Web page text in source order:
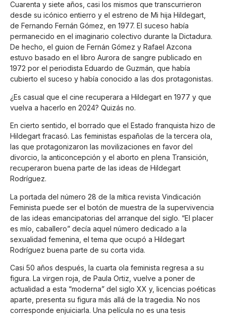
Cuarenta y siete años, casi los mismos que transcurrieron
desde su icónico entierro y el estreno de Mi hija Hildegart,
de Fernando Fernán Gómez, en 1977. El suceso había
permanecido en el imaginario colectivo durante la Dictadura.
De hecho, el guion de Fernán Gómez y Rafael Azcona
estuvo basado en el libro Aurora de sangre publicado en
1972 por el periodista Eduardo de Guzmán, que había
cubierto el suceso y había conocido a las dos protagonistas.
¿Es casual que el cine recuperara a Hildegart en 1977 y que
vuelva a hacerlo en 2024? Quizás no.
En cierto sentido, el borrado que el Estado franquista hizo de
Hildegart fracasó. Las feministas españolas de la tercera ola,
las que protagonizaron las movilizaciones en favor del
divorcio, la anticoncepción y el aborto en plena Transición,
recuperaron buena parte de las ideas de Hildegart
Rodríguez.
La portada del número 28 de la mítica revista Vindicación
Feminista puede ser el botón de muestra de la supervivencia
de las ideas emancipatorias del arranque del siglo. “El placer
es mío, caballero” decía aquel número dedicado a la
sexualidad femenina, el tema que ocupó a Hildegart
Rodríguez buena parte de su corta vida.
Casi 50 años después, la cuarta ola feminista regresa a su
figura. La virgen roja, de Paula Ortiz, vuelve a poner de
actualidad a esta “moderna” del siglo XX y, licencias poéticas
aparte, presenta su figura más allá de la tragedia. No nos
corresponde enjuiciarla. Una película no es una tesis